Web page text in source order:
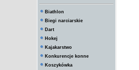
Biathlon
Biegi narciarskie
Dart
Hokej
Kajakarstwo
Konkurencje konne
Koszykówka